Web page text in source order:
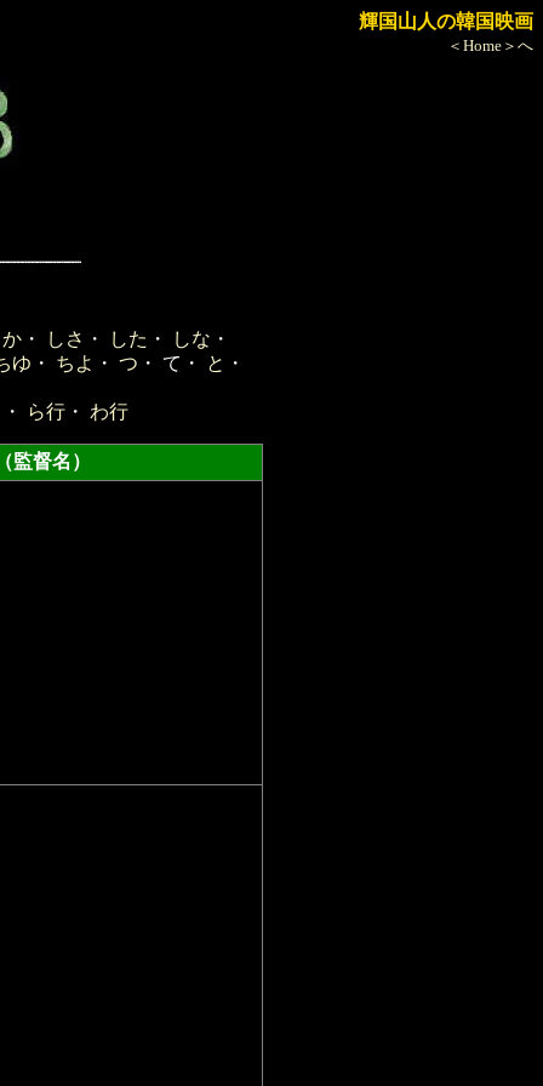
輝国山人の韓国映画
＜Home＞へ
か ・ しさ ・ した ・ しな ・
ゆ ・ ちよ ・ つ ・ て・ と ・
・ ら行 ・ わ行
名）